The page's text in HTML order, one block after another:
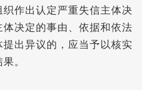
作出认定严重失信主体决
决定的事由、依据和依法
出异议的，应当予以核实
。